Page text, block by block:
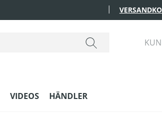
VIDEOS HÄNDLER